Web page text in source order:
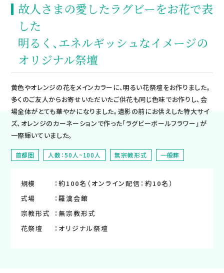
故人さまの愛したラグビーをお花で表
した
明るく、エネルギッシュなイメージの
オリジナル祭壇
黄色やオレンジの花をメインカラーに、明るい花祭壇をお作りました。
多くのご友人からお寄せいただいたご供花も同じ色味でお作りし、会
場全体がとても華やかになりました。遺影の前にお供えした特大サイ
ズ、オレンジのカーネーションで作った「ラグビーボールフラワー」が
一際輝いていました。
⾸都圏 ⼈数：50人~100⼈ 無宗教形式 一般葬
規模
約100名（オンライン配信：約10名）
式場
羅漢会館
宗教形式
無宗教形式
花祭壇
オリジナル祭壇